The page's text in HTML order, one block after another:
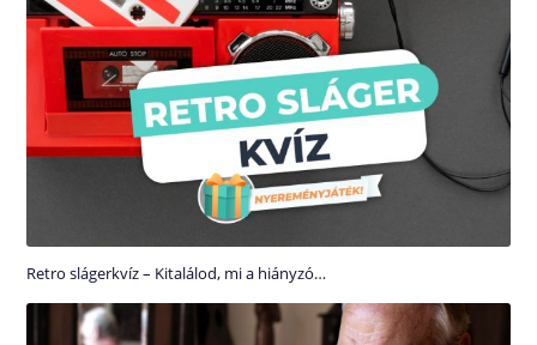
Retro slágerkvíz – Kitalálod, mi a hiányzó…